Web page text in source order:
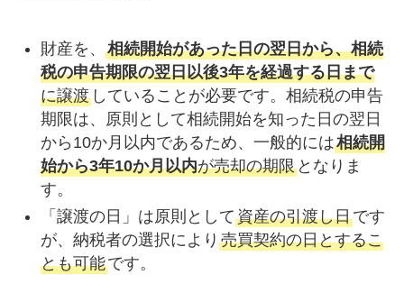
財産を、 相続開始があった日の翌日から、相続
税の申告期限の翌日以後3年を経過する日まで
に譲渡していることが必要です。相続税の申告
期限は、原則として相続開始を知った日の翌日
から10か月以内であるため、一般的には相続開
始から3年10か月以内が売却の期限となりま
す。
「譲渡の日」は原則として資産の引渡し日です
が、納税者の選択により 売買契約の日とするこ
とも可能です。